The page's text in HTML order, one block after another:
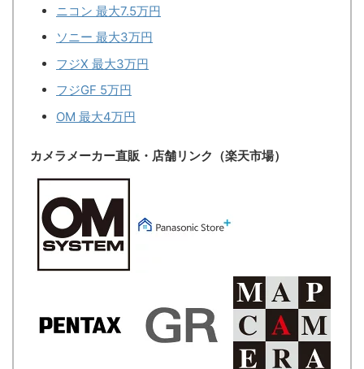
ニコン 最大7.5万円
ソニー 最大3万円
フジX 最大3万円
フジGF 5万円
OM 最大4万円
カメラメーカー直販・店舗リンク（楽天市場）